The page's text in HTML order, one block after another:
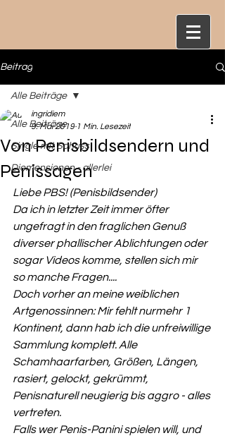
Beitrag
Alle Beiträge
Single mit Schuss
Diemensionen - allerlei
Alle Beiträge
Von Penisbildsendern und
Penissagen
ingridiem
9. Mai 20191 Min. Lesezeit
Liebe PBS! (Penisbildsender)
Da ich in letzter Zeit immer öfter
ungefragt in den fraglichen Genuß
diverser phallischer Ablichtungen oder
sogar Videos komme, stellen sich mir
so manche Fragen....
Doch vorher an meine weiblichen
Artgenossinnen: Mir fehlt nurmehr 1
Kontinent, dann hab ich die unfreiwillige
Sammlung komplett. Alle
Schamhaarfarben, Größen, Längen,
rasiert, gelockt, gekrümmt,
Penisnaturell neugierig bis aggro - alles
vertreten.
Falls wer Penis-Panini spielen will, und